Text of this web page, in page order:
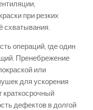
при резких
схватывания.
операций, где один
Пренебрежение
или
для ускорения
краткосрочный
дефектов в долгой